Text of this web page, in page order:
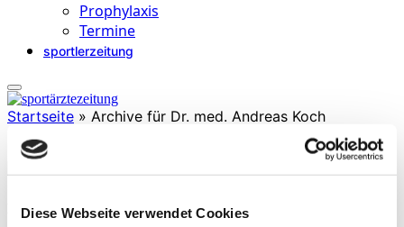
Diese Webseite verwendet Cookies
Prophylaxis
Termine
sportlerzeitung
Startseite » Archive für Dr. med. Andreas Koch
Dr. med. Andreas Koch